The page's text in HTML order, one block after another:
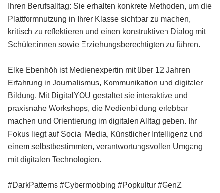
Ihren Berufsalltag: Sie erhalten konkrete Methoden, um die
Plattformnutzung in Ihrer Klasse sichtbar zu machen,
kritisch zu reflektieren und einen konstruktiven Dialog mit
Schüler:innen sowie Erziehungsberechtigten zu führen.
Elke Ebenhöh ist Medienexpertin mit über 12 Jahren
Erfahrung in Journalismus, Kommunikation und digitaler
Bildung. Mit DigitalYOU gestaltet sie interaktive und
praxisnahe Workshops, die Medienbildung erlebbar
machen und Orientierung im digitalen Alltag geben. Ihr
Fokus liegt auf Social Media, Künstlicher Intelligenz und
einem selbstbestimmten, verantwortungsvollen Umgang
mit digitalen Technologien.
#DarkPatterns #Cybermobbing #Popkultur #GenZ